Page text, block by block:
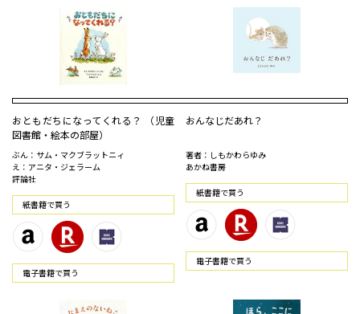
おともだちになってくれる？ （児童
図書館・絵本の部屋）
ぶん：サム・マクブラットニィ
え：アニタ・ジェラーム
評論社
紙書籍で買う
電⼦書籍で買う
おんなじだあれ？
著者：しもかわらゆみ
あかね書房
紙書籍で買う
電⼦書籍で買う